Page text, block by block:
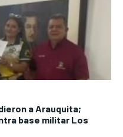
a Arauquita;
base militar Los